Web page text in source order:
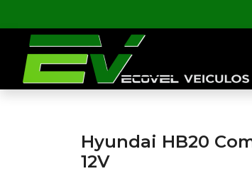
Hyundai HB20
12V